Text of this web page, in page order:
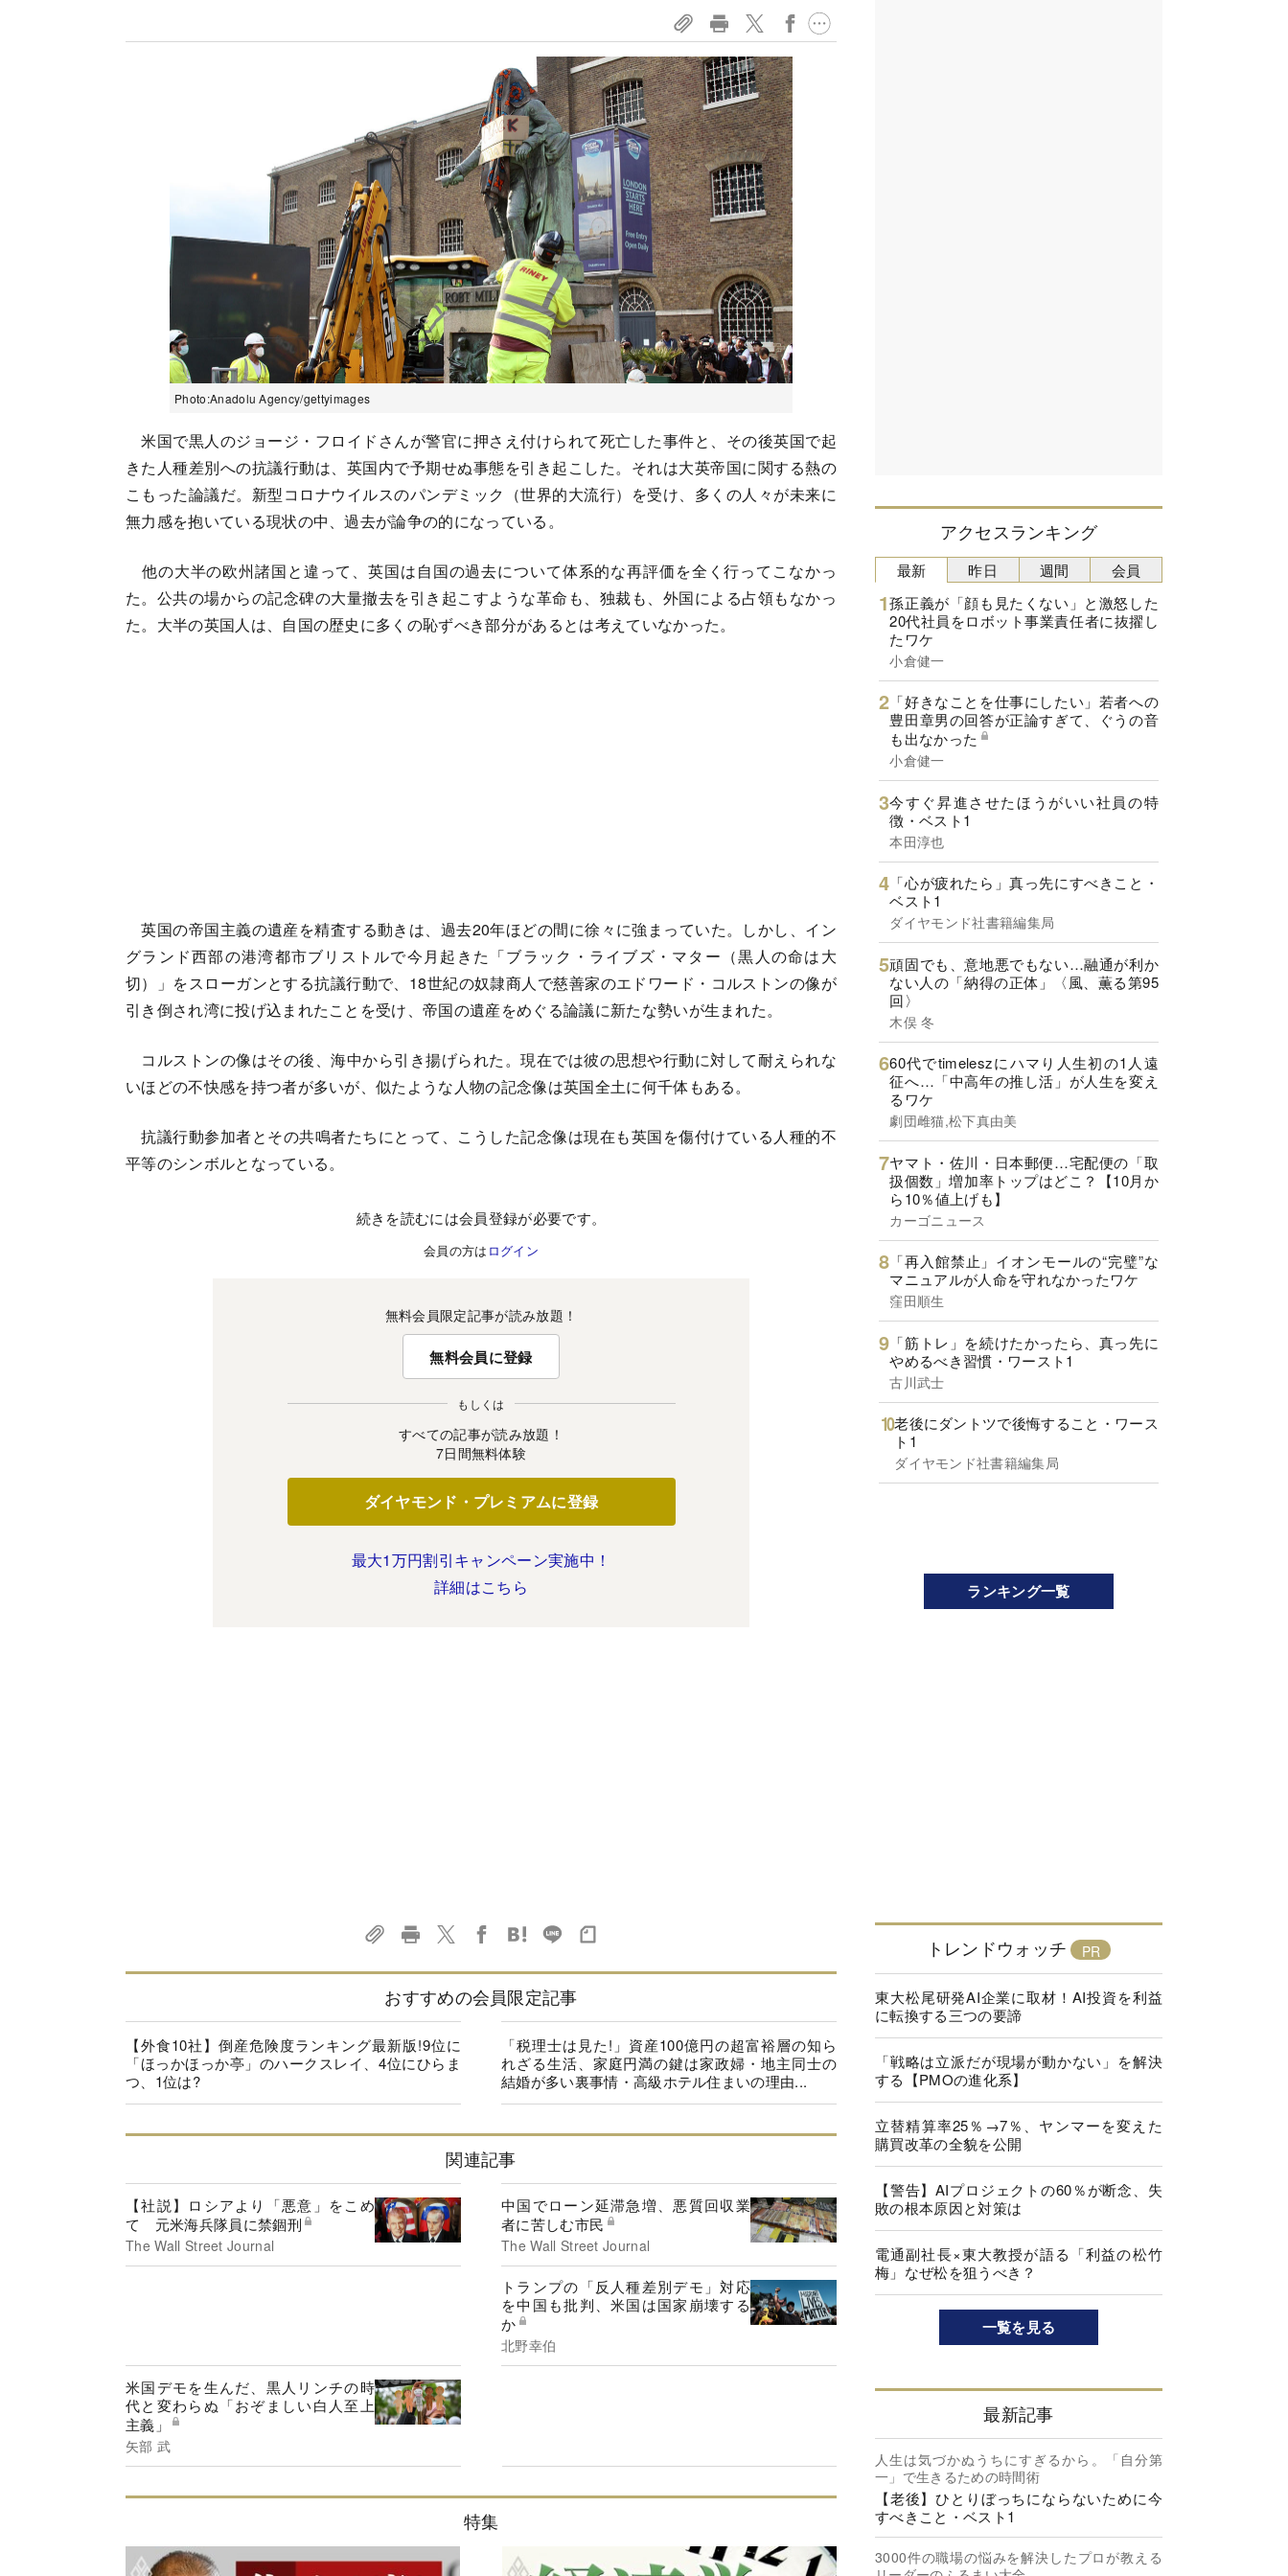
Photo:Anadolu Agency/gettyimages
米国で黒人のジョージ・フロイドさんが警官に押さえ付けられて死亡した事件と、その後英国で起
きた人種差別への抗議行動は、英国内で予期せぬ事態を引き起こした。それは大英帝国に関する熱の
こもった論議だ。新型コロナウイルスのパンデミック（世界的大流行）を受け、多くの人々が未来に
無力感を抱いている現状の中、過去が論争の的になっている。
他の大半の欧州諸国と違って、英国は自国の過去について体系的な再評価を全く行ってこなかっ
た。公共の場からの記念碑の大量撤去を引き起こすような革命も、独裁も、外国による占領もなかっ
た。大半の英国人は、自国の歴史に多くの恥ずべき部分があるとは考えていなかった。
英国の帝国主義の遺産を精査する動きは、過去20年ほどの間に徐々に強まっていた。しかし、イン
グランド西部の港湾都市ブリストルで今月起きた「ブラック・ライブズ・マター（黒人の命は大
切）」をスローガンとする抗議行動で、18世紀の奴隷商人で慈善家のエドワード・コルストンの像が
引き倒され湾に投げ込まれたことを受け、帝国の遺産をめぐる論議に新たな勢いが生まれた。
コルストンの像はその後、海中から引き揚げられた。現在では彼の思想や行動に対して耐えられな
いほどの不快感を持つ者が多いが、似たような人物の記念像は英国全土に何千体もある。
抗議行動参加者とその共鳴者たちにとって、こうした記念像は現在も英国を傷付けている人種的不
平等のシンボルとなっている。
続きを読むには会員登録が必要です。
会員の方は ログイン
無料会員限定記事が読み放題！
無料会員に登録
もしくは
すべての記事が読み放題！
7日間無料体験
ダイヤモンド・プレミアムに登録
最大1万円割引キャンペーン実施中！
詳細はこちら
おすすめの会員限定記事
【外食10社】倒産危険度ランキング最新版!9位に
「ほっかほっか亭」のハークスレイ、4位にひらま
つ、1位は?
「税理士は見た!」資産100億円の超富裕層の知ら
れざる生活、家庭円満の鍵は家政婦・地主同士の
結婚が多い裏事情・高級ホテル住まいの理由...
関連記事
【社説】ロシアより「悪意」をこめ
て 元米海兵隊員に禁錮刑
The Wall Street Journal
中国でローン延滞急増、悪質回収業
者に苦しむ市民
The Wall Street Journal
トランプの「反人種差別デモ」対応
を中国も批判、米国は国家崩壊する
か
北野幸伯
米国デモを生んだ、黒人リンチの時
代と変わらぬ「おぞましい白人至上
主義」
矢部 武
特集
アクセスランキング
最新
孫正義が「顔も見たくない」と激怒した
20代社員をロボット事業責任者に抜擢し
たワケ
小倉健一
「好きなことを仕事にしたい」若者への
豊田章男の回答が正論すぎて、ぐうの音
も出なかった
小倉健一
今すぐ昇進させたほうがいい社員の特
徴・ベスト1
本田淳也
「心が疲れたら」真っ先にすべきこと・
ベスト1
ダイヤモンド社書籍編集局
頑固でも、意地悪でもない…融通が利か
ない人の「納得の正体」〈風、薫る第95
回〉
木俣 冬
60代でtimeleszにハマり人生初の1人遠
征へ…「中高年の推し活」が人生を変え
るワケ
劇団雌猫,松下真由美
ヤマト・佐川・日本郵便…宅配便の「取
扱個数」増加率トップはどこ？【10月か
ら10％値上げも】
カーゴニュース
「再入館禁止」イオンモールの“完璧”な
マニュアルが人命を守れなかったワケ
窪田順生
「筋トレ」を続けたかったら、真っ先に
やめるべき習慣・ワースト1
古川武士
老後にダントツで後悔すること・ワース
ト1
ダイヤモンド社書籍編集局
昨日 週間 会員
ランキング一覧
トレンドウォッチ
東大松尾研発AI企業に取材！AI投資を利益
に転換する三つの要諦
「戦略は立派だが現場が動かない」を解決
する【PMOの進化系】
立替精算率25％→7％、ヤンマーを変えた
購買改革の全貌を公開
【警告】AIプロジェクトの60％が断念、失
敗の根本原因と対策は
電通副社長×東大教授が語る「利益の松竹
梅」なぜ松を狙うべき？
一覧を見る
最新記事
人生は気づかぬうちにすぎるから。「自分第
一」で生きるための時間術
【老後】ひとりぼっちにならないために今
すべきこと・ベスト1
3000件の職場の悩みを解決したプロが教える